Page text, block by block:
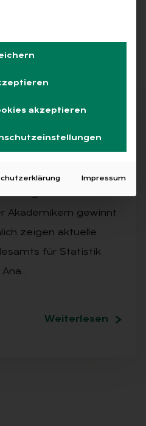
Abo L+G +
Akademikern gewinnt
zeigen aktuelle
für Statistik
Weiterlesen
akzeptieren
Impressum